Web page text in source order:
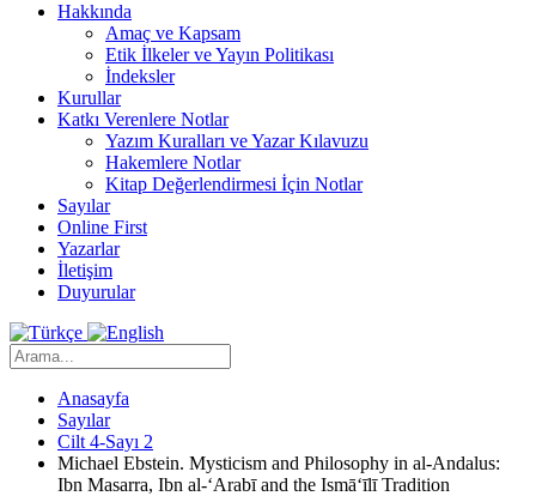
Hakkında
Amaç ve Kapsam
Etik İlkeler ve Yayın Politikası
İndeksler
Kurullar
Katkı Verenlere Notlar
Yazım Kuralları ve Yazar Kılavuzu
Hakemlere Notlar
Kitap Değerlendirmesi İçin Notlar
Sayılar
Online First
Yazarlar
İletişim
Duyurular
Anasayfa
Sayılar
Cilt 4-Sayı 2
Michael Ebstein. Mysticism and Philosophy in al-Andalus:
Ibn Masarra, Ibn al-‘Arabī and the Ismā‘īlī Tradition